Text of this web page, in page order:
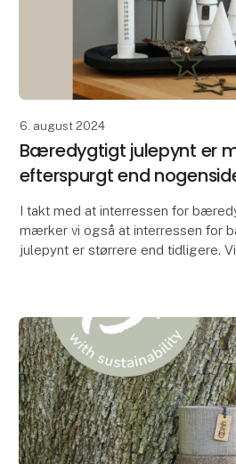
6. august 2024
Bæredygtigt julepynt er
efterspurgt end
I takt med at interressen for
mærker vi også at interressen for
julepynt er størrere end tidligere.